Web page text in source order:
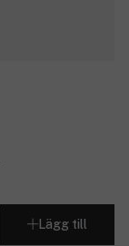
Lägg till